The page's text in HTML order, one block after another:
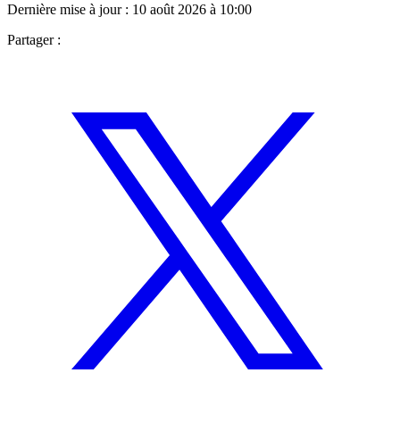
Dernière mise à jour : 10 août 2026 à 10:00
Partager :